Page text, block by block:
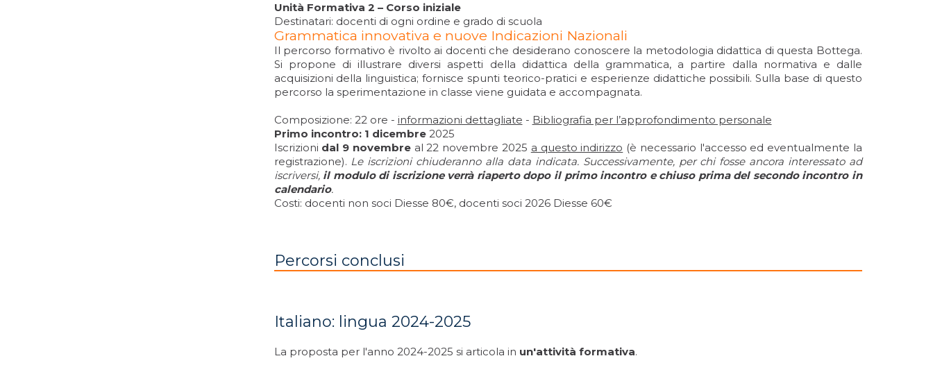
Unità Formativa 2 – Corso iniziale
Destinatari: docenti di ogni ordine e grado di scuola
Grammatica innovativa e nuove Indicazioni Nazionali
Il percorso formativo è rivolto ai docenti che desiderano conoscere la metodologia didattica di questa Bottega.
Si propone di illustrare diversi aspetti della didattica della grammatica, a partire dalla normativa e dalle
acquisizioni della linguistica; fornisce spunti teorico-pratici e esperienze didattiche possibili. Sulla base di questo
percorso la sperimentazione in classe viene guidata e accompagnata.
Composizione: 22 ore - informazioni dettagliate - Bibliografia per l’approfondimento personale
Primo incontro: 1 dicembre2025
Iscrizioni dal 9 novembreal 22 novembre 2025 a questo indirizzo (è necessario l'accesso ed eventualmente la
registrazione). Le iscrizioni chiuderanno alla data indicata. Successivamente, per chi fosse ancora interessato ad
iscriversi, il modulo di iscrizione verrà riaperto dopo il primo incontro e chiuso prima del secondo incontro in
calendario.
Costi: docenti non soci Diesse 80€, docenti soci 2026 Diesse 60€
Percorsi conclusi
Italiano: lingua 2024-2025
La proposta per l'anno 2024-2025 si articola in un'attività formativa.